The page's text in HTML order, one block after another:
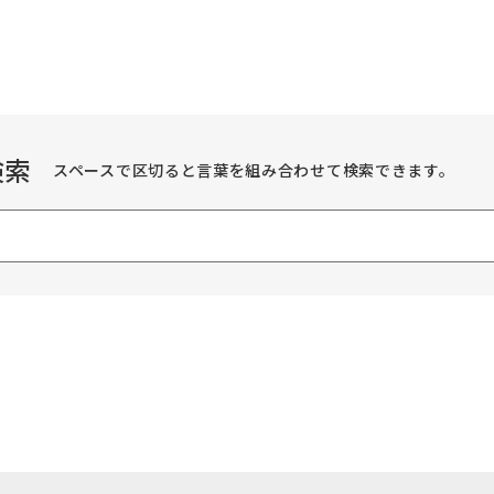
スペースで区切ると言葉を組み合わせて検索できます。